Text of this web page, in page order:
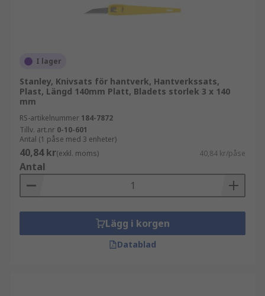
I lager
Stanley, Knivsats för hantverk, Hantverkssats,
Plast, Längd 140mm Platt, Bladets storlek 3 x 140
mm
RS-artikelnummer 184-7872
Tillv. art.nr 0-10-601
Antal (1 påse med 3 enheter)
40,84 kr(exkl. moms) 40,84 kr/påse
Antal
Lägg i korgen
Datablad